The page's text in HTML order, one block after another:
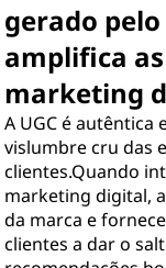
gerado pelo
amplifica
marketing
A UGC é autêntica
vislumbre cru das
clientes.Quando
marketing digital,
da marca e
clientes a dar o